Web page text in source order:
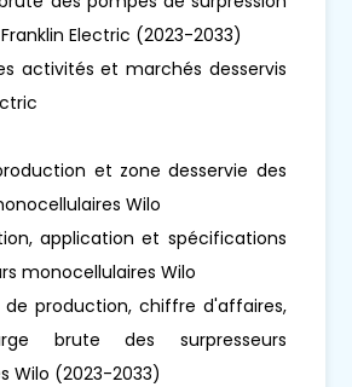
Electric (2023-2033)
activités et marchés desservis
et zone desservie des
Wilo
application et spécifications
monocellulaires Wilo
de production, chiffre d'affaires,
brute des surpresseurs
Wilo (2023-2033)